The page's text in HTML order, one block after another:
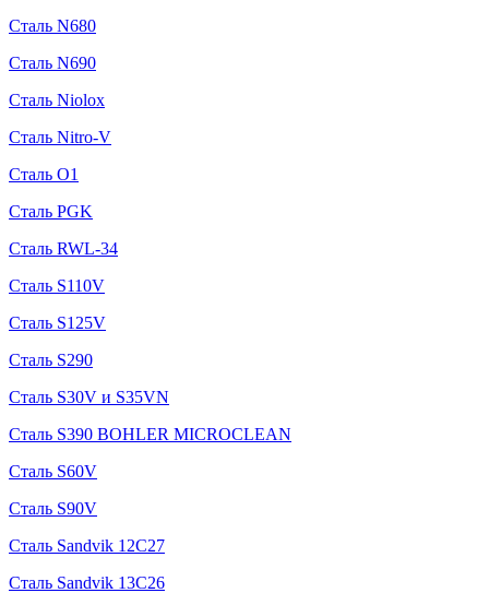
Сталь N680
Сталь N690
Сталь Niolox
Сталь Nitro-V
Сталь O1
Сталь PGK
Сталь RWL-34
Сталь S110V
Сталь S125V
Сталь S290
Сталь S30V и S35VN
Сталь S390 BOHLER MICROCLEAN
Сталь S60V
Сталь S90V
Сталь Sandvik 12C27
Сталь Sandvik 13C26